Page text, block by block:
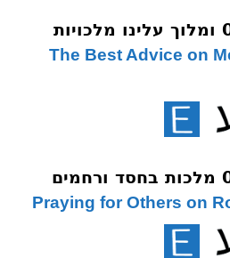
097 The Best Advice on